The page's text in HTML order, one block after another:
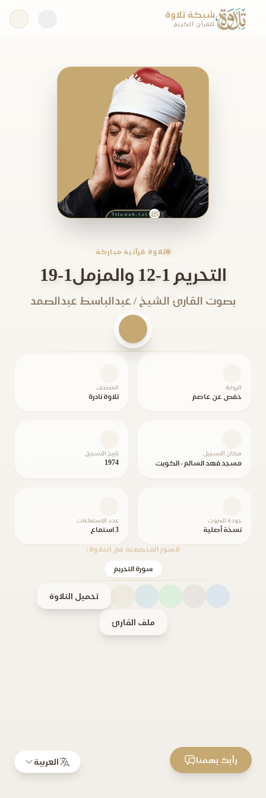
شبكة تلاوة
للقرآن الكريم
تلاوة قرآنية مباركة
التحريم 1-12 والمزمل1-19
بصوت القارئ الشيخ / عبدالباسط عبدالصمد
الرواية
حفص عن عاصم
المصحف
تلاوة نادرة
مكان التسجيل
مسجد فهد السالم - الكويت
تاريخ التسجيل
1974
جودة الصوت
نسخة أصلية
عدد الاستماعات
3 استماع
السور المتضمنة في التلاوة:
سورة التحريم
تحميل التلاوة
ملف القارئ
العربية رأيك يهمنا